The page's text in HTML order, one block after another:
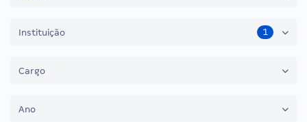
Instituição 1
Cargo
Ano